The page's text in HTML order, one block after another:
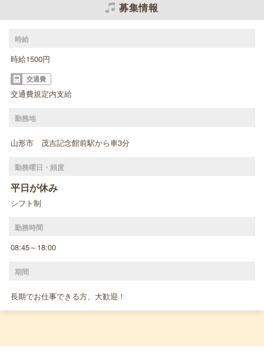
募集情報
時給
時給1500円
交通費
交通費規定内支給
勤務地
山形市 茂吉記念館前駅から車3分
勤務曜日・頻度
平日が休み
シフト制
勤務時間
08:45～18:00
期間
長期でお仕事できる方、大歓迎！